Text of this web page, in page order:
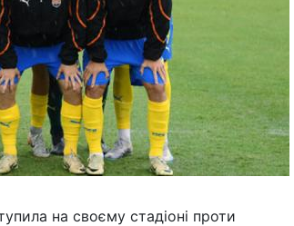
на своєму стадіоні проти